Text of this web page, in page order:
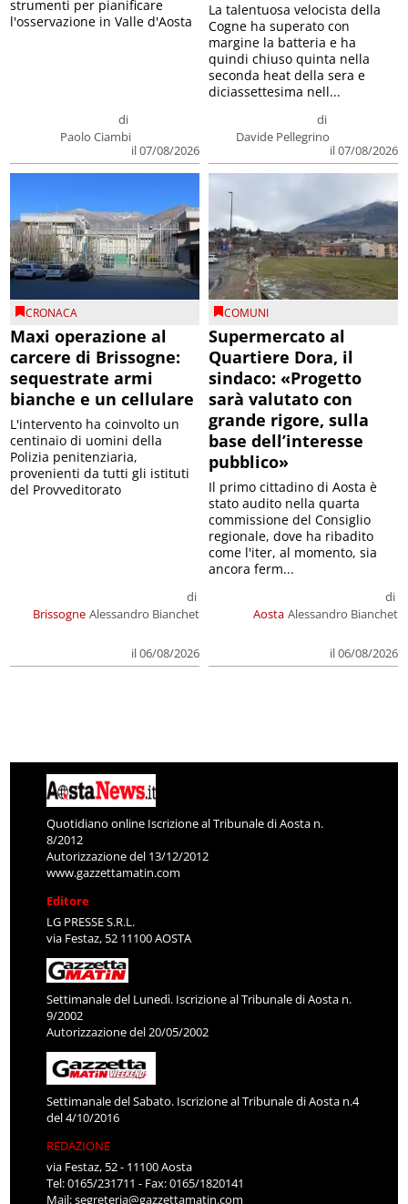
di
Paolo Ciambi
il 07/08/2026
strumenti per pianificare
l'osservazione in Valle d'Aosta
di
Davide Pellegrino
il 07/08/2026
La talentuosa velocista della
Cogne ha superato con
margine la batteria e ha
quindi chiuso quinta nella
seconda heat della sera e
diciassettesima nell...
CRONACA
Maxi operazione al
carcere di Brissogne:
sequestrate armi
bianche e un cellulare
Brissogne
di
Alessandro Bianchet
il 06/08/2026
L'intervento ha coinvolto un
centinaio di uomini della
Polizia penitenziaria,
provenienti da tutti gli istituti
del Provveditorato
COMUNI
Supermercato al
Quartiere Dora, il
sindaco: «Progetto
sarà valutato con
grande rigore, sulla
base dell’interesse
pubblico»
Aosta
di
Alessandro Bianchet
il 06/08/2026
Il primo cittadino di Aosta è
stato audito nella quarta
commissione del Consiglio
regionale, dove ha ribadito
come l'iter, al momento, sia
ancora ferm...
Quotidiano online Iscrizione al Tribunale di Aosta n.
8/2012
Autorizzazione del 13/12/2012
www.gazzettamatin.com
Editore
LG PRESSE S.R.L.
via Festaz, 52 11100 AOSTA
Settimanale del Lunedì. Iscrizione al Tribunale di Aosta n.
9/2002
Autorizzazione del 20/05/2002
Settimanale del Sabato. Iscrizione al Tribunale di Aosta n.4
del 4/10/2016
REDAZIONE
via Festaz, 52 - 11100 Aosta
Tel: 0165/231711 - Fax: 0165/1820141
Mail:segreteria@gazzettamatin.com